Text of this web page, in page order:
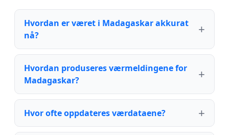
Hvordan er været i Madagaskar akkurat
nå?
Hvordan produseres værmeldingene for
Madagaskar?
Hvor ofte oppdateres værdataene?